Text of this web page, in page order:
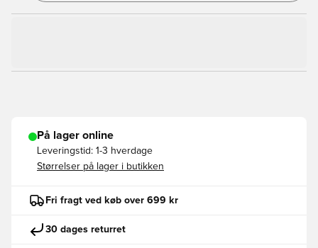
På lager online
Leveringstid: 1-3 hverdage
Størrelser på lager i butikken
Fri fragt ved køb over 699 kr
30 dages returret